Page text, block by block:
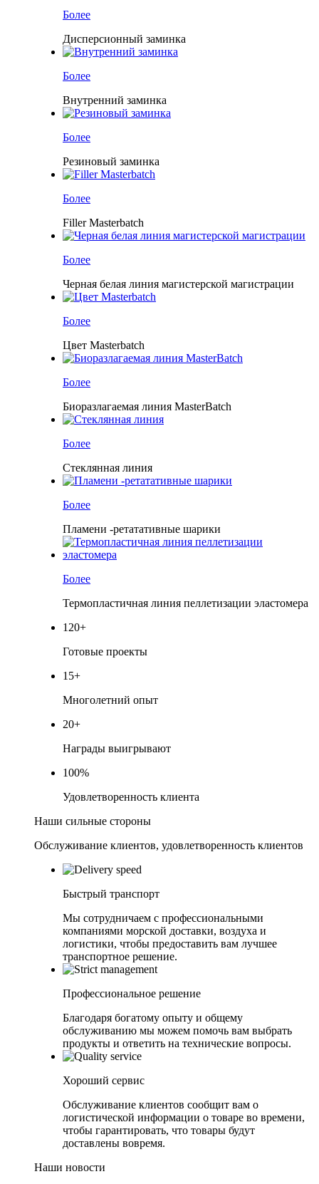
Более
Дисперсионный заминка
Более
Внутренний заминка
Более
Резиновый заминка
Более
Filler Masterbatch
Более
Черная белая линия магистерской магистрации
Более
Цвет Masterbatch
Более
Биоразлагаемая линия MasterBatch
Более
Стеклянная линия
Более
Пламени -ретатативные шарики
Более
Термопластичная линия пеллетизации эластомера
120+
Готовые проекты
15+
Многолетний опыт
20+
Награды выигрывают
100%
Удовлетворенность клиента
Наши сильные стороны
Обслуживание клиентов, удовлетворенность клиентов
Быстрый транспорт
Мы сотрудничаем с профессиональными
компаниями морской доставки, воздуха и
логистики, чтобы предоставить вам лучшее
транспортное решение.
Профессиональное решение
Благодаря богатому опыту и общему
обслуживанию мы можем помочь вам выбрать
продукты и ответить на технические вопросы.
Хороший сервис
Обслуживание клиентов сообщит вам о
логистической информации о товаре во времени,
чтобы гарантировать, что товары будут
доставлены вовремя.
Наши новости